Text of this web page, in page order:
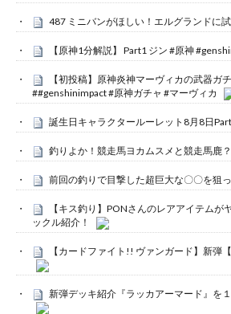
487 ミニバンがほしい！エルグランドに
【原神1分解説】 Part1 ジン #原神
【初投稿】原神炎神マーヴィカの武器ガ
##genshinimpact #原神ガチャ #マーヴィカ
誕生日キャラクタールーレット8月8日
釣りよか！競走馬ヨカムスメと競走馬鹿
前回の釣りで目撃した超巨大な〇〇を狙
【キス釣り】PONさんのレアアイテムが
ックル紹介！
【カードファイト!! ヴァンガード】新弾
新弾デッキ紹介『ラッカアーマード』を